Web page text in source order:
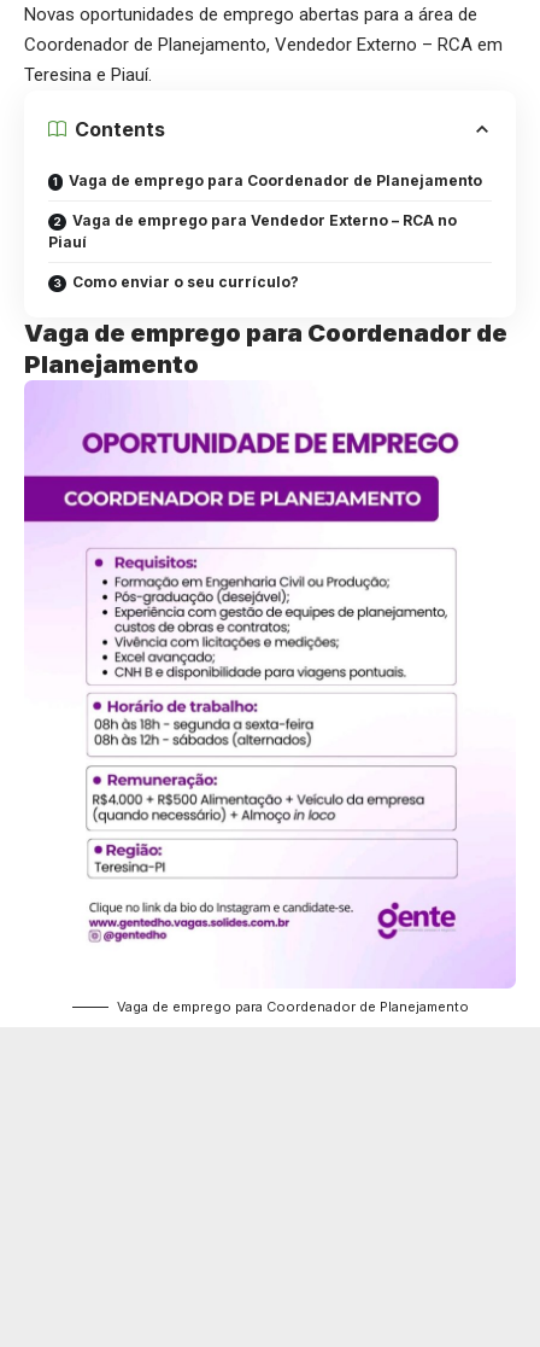
Novas oportunidades de emprego abertas para a área de
Coordenador de Planejamento, Vendedor Externo – RCA em
Teresina e Piauí.
Contents
Vaga de emprego para Coordenador de Planejamento
Vaga de emprego para Vendedor Externo – RCA no
Piauí
Como enviar o seu currículo?
Vaga de emprego para Coordenador de
Planejamento
Vaga de emprego para Coordenador de Planejamento